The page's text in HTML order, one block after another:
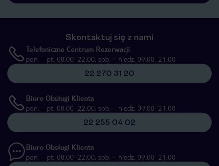
Skontaktuj się z nami
Telefoniczne Centrum Rezerwacji
pon. – pt. 08:00–22:00, sob. – niedz. 09:00–21:00
22 270 31 20
Biuro Obsługi Klienta
pon. – pt. 08:00–22:00, sob. – niedz. 09:00–21:00
22 255 04 02
Biuro Obsługi Klienta
pon. – pt. 08:00–22:00, sob. – niedz. 09:00–21:00